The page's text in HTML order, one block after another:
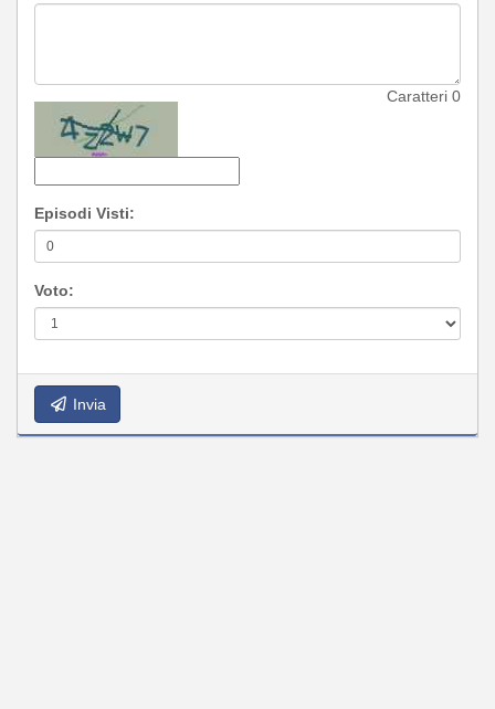
Caratteri 0
Episodi Visti:
Voto:
Invia